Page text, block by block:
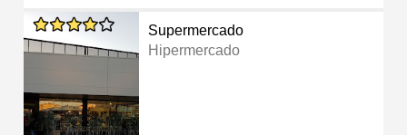
Supermercado
Hipermercado